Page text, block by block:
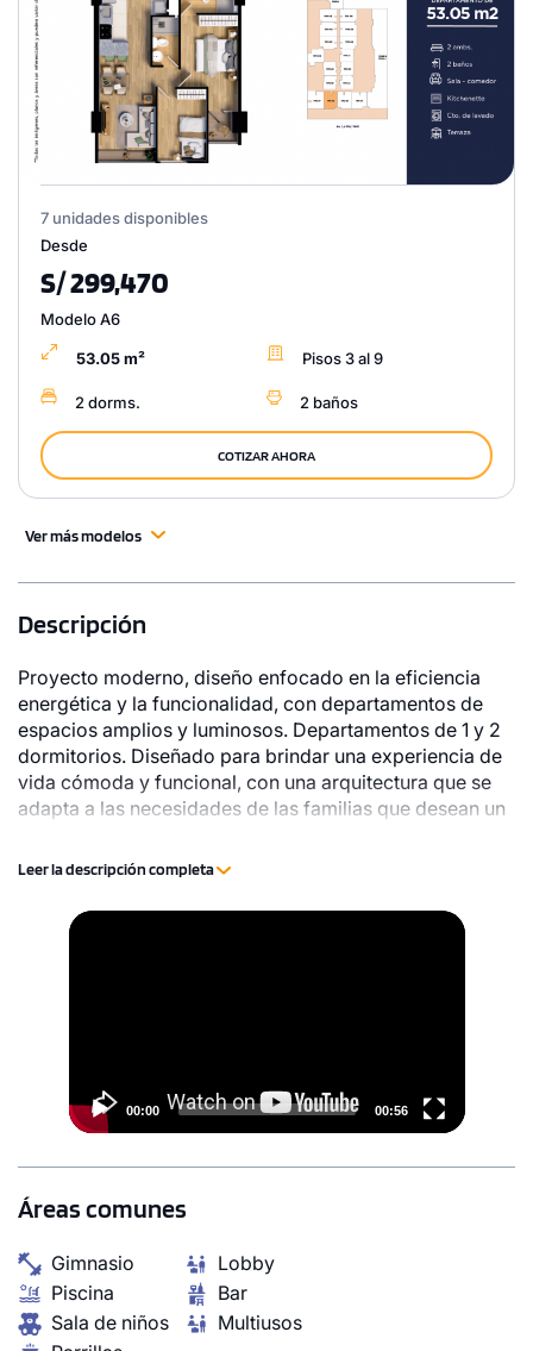
7 unidades disponibles
Desde
S/ 299,470
Modelo A6
53.05 m² Pisos 3 al 9
2 dorms. 2 baños
COTIZAR AHORA
Ver más modelos
Descripción
Proyecto moderno, diseño enfocado en la eficiencia
energética y la funcionalidad, con departamentos de
espacios amplios y luminosos. Departamentos de 1 y 2
dormitorios. Diseñado para brindar una experiencia de
vida cómoda y funcional, con una arquitectura que se
adapta a las necesidades de las familias que desean un
zona estratégica y accesible de Lima, el proyecto Luma
un lugar cómodo, moderno y bien conectado en San
Miguel, a solo minutos de centros comerciales, bancos,
Leer la descripción completa
Video
00:00 00:56
Áreas comunes
Gimnasio
Lobby
Piscina
Bar
Sala de niños
Multiusos